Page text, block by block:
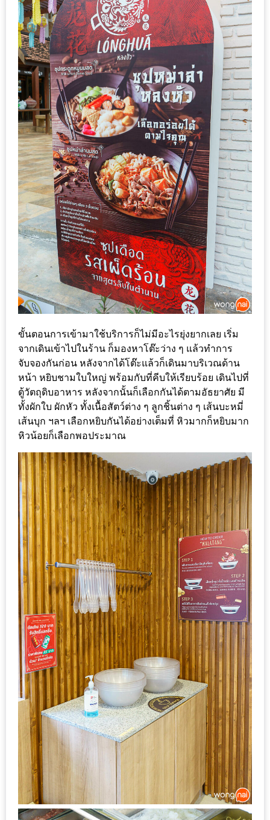
เหนือ
กับ
สลัด
หนุ่ม
บ้านนา
เมนู
เด็ด
จาก
ANNA
FARM
ที่
เอาชนะ
ใจ
กรรมการ
จาก
THE
DISH
EVENT
ที่
ต้อง
ห้าม
พลาด
สำหรับ
ฤดู
หนาว
กับ
PING
FAI
FESTIVAL
2
–
ช็อป
ฟิน
กิน
เพลิน
HFG
E-
NEWS
GAME
(SABAI
SEAFOOD)
HOMEPRO
FAIR
2017
เชียงใหม่
ขั้นตอนการเข้ามาใช้บริการก็ไม่มีอะไรยุ่งยากเลย เริ่ม
จากเดินเข้าไปในร้าน ก็มองหาโต๊ะว่าง ๆ แล้วทำการ
จับจองกันก่อน หลังจากได้โต๊ะแล้วก็เดินมาบริเวณด้าน
หน้า หยิบชามใบใหญ่ พร้อมกับที่คีบให้เรียบร้อย เดินไปที่
ตู้วัตถุดิบอาหาร หลังจากนั้นก็เลือกกันได้ตามอัธยาศัย มี
ทั้งผักใบ ผักหัว ทั้งเนื้อสัตว์ต่าง ๆ ลูกชิ้นต่าง ๆ เส้นบะหมี่
เส้นบุก ฯลฯ เลือกหยิบกันได้อย่างเต็มที่ หิวมากก็หยิบมาก
หิวน้อยก็เลือกพอประมาณ